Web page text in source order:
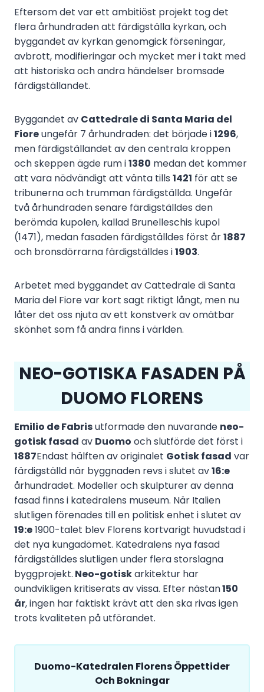
Eftersom det var ett ambitiöst projekt tog det
flera århundraden att färdigställa kyrkan, och
byggandet av kyrkan genomgick förseningar,
avbrott, modifieringar och mycket mer i takt med
att historiska och andra händelser bromsade
färdigställandet.
Byggandet av Cattedrale di Santa Maria del
Fioreungefär 7 århundraden: det började i1296,
men färdigställandet av den centrala kroppen
och skeppen ägde rum i1380 medan det kommer
att vara nödvändigt att vänta tills 1421 för att se
tribunerna och trumman färdigställda. Ungefär
två århundraden senare färdigställdes den
berömda kupolen, kallad Brunelleschis kupol
(1471), medan fasaden färdigställdes först år1887
och bronsdörrarna färdigställdes i1903.
Arbetet med byggandet av Cattedrale di Santa
Maria del Fiore var kort sagt riktigt långt, men nu
låter det oss njuta av ett konstverk av omätbar
skönhet som få andra finns i världen.
NEO-GOTISKA FASADEN PÅ
DUOMO FLORENS
Emilio de Fabrisutformade den nuvarande neo-
gotisk fasad av Duomo och slutförde det först i
1887Endast hälften av originalet Gotisk fasad var
färdigställd när byggnaden revs i slutet av16:e
århundradet. Modeller och skulpturer av denna
fasad finns i katedralens museum. När Italien
slutligen förenades till en politisk enhet i slutet av
19:e1900-talet blev Florens kortvarigt huvudstad i
det nya kungadömet. Katedralens nya fasad
färdigställdes slutligen under flera storslagna
byggprojekt. Neo-gotiskarkitektur har
oundvikligen kritiserats av vissa. Efter nästan150
år, ingen har faktiskt krävt att den ska rivas igen
trots kvaliteten på utförandet.
Duomo-Katedralen Florens Öppettider
Och Bokningar